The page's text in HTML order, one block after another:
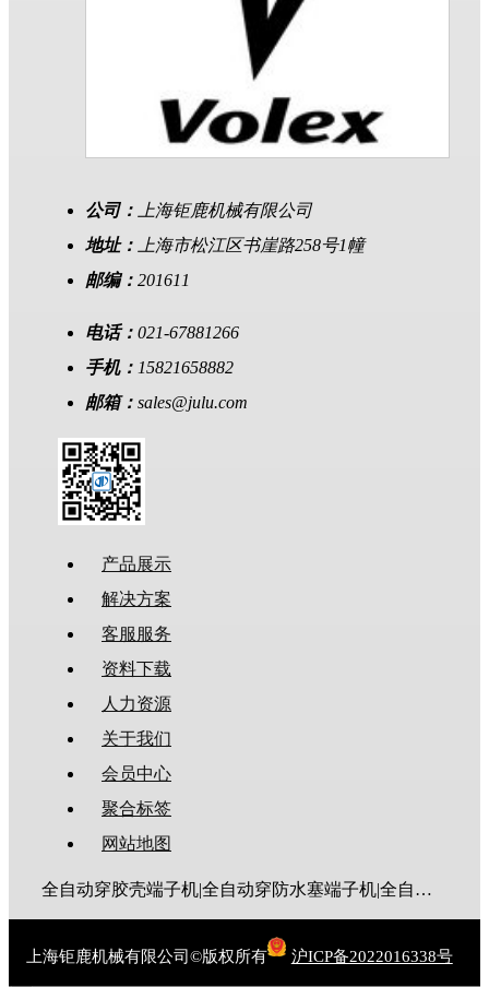
公司：
上海钜鹿机械有限公司
地址：
上海市松江区书崖路258号1幢
邮编： 201611
电话： 021-67881266
手机： 15821658882
邮箱： sales@julu.com
产品展示
解决方案
客服服务
资料下载
人力资源
关于我们
会员中心
聚合标签
网站地图
全自动穿胶壳端子机|全自动穿防水塞端子机|全自动穿热缩管端子机|全自动穿护套端子机|全自动穿号码管端子机|全自动端子机|全自动穿防水栓端子机|端子压着机|端子压接机|静音端子机|多芯线端子机|护套线端子机|全自动排线端子机|新能源大平方压接机|电脑剥线机|自动剥线机|裁线机|剥线机
上海钜鹿机械有限公司©版权所有 沪ICP备2022016338号